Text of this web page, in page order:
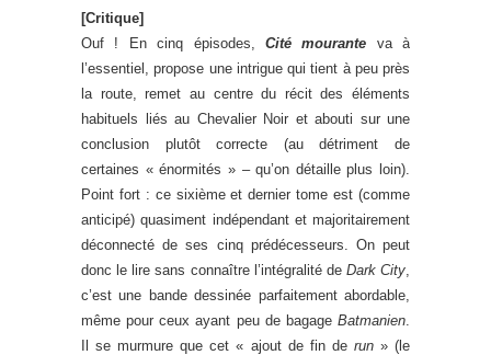
[Critique]
Ouf ! En cinq épisodes, Cité mourante va à
l’essentiel, propose une intrigue qui tient à peu près
la route, remet au centre du récit des éléments
habituels liés au Chevalier Noir et abouti sur une
conclusion plutôt correcte (au détriment de
certaines « énormités » – qu’on détaille plus loin).
Point fort : ce sixième et dernier tome est (comme
anticipé) quasiment indépendant et majoritairement
déconnecté de ses cinq prédécesseurs. On peut
donc le lire sans connaître l’intégralité deDark City
c’est une bande dessinée parfaitement abordable,
même pour ceux ayant peu de bagage Batmanien
Il se murmure que cet « ajout de fin de run» (le